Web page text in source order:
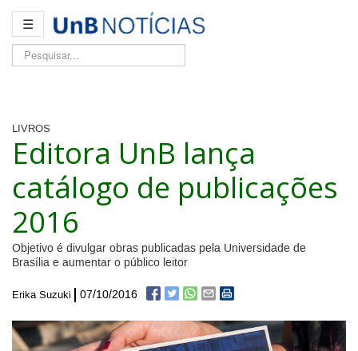
☰
Pesquisar...
LIVROS
Editora UnB lança
catálogo de publicações
2016
Objetivo é divulgar obras publicadas pela Universidade de
Brasília e aumentar o público leitor
Erika Suzuki 07/10/2016